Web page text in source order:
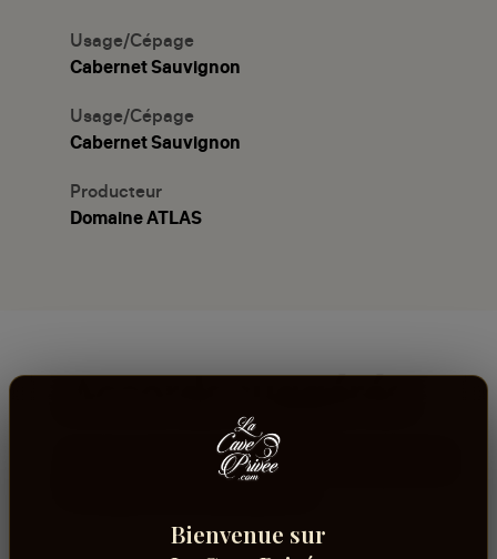
Usage/Cépage
Cabernet Sauvignon
Usage/Cépage
Cabernet Sauvignon
Producteur
Domaine ATLAS
Accords suggérés
Ce vin accompagne bien es mets structurés, les
Bienvenue sur